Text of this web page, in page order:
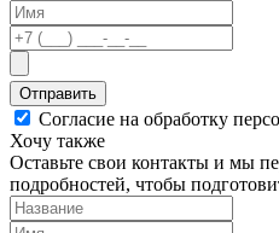
Отправить
Согласие на обработку
Хочу также
Оставьте свои контакты и мы
подробностей, чтобы